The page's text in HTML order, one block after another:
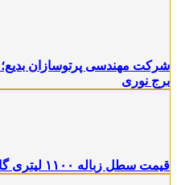
شرکت مهندسی پرتوسازان بدیع؛
برج نوری
قیمت سطل زباله ۱۱۰۰ لیتری گالوانیزه مشهد